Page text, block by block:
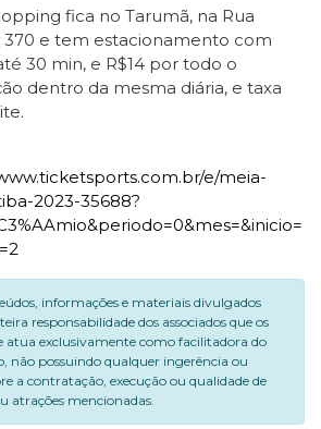
fica no Tarumã, na Rua
370 e tem estacionamento com
30 min, e R$14 por todo o
dentro da mesma diária, e taxa
e/meia-
2023-35688?
informações e materiais divulgados
responsabilidade dos associados que os
atua exclusivamente como facilitadora do
não possuindo qualquer ingerência ou
a contratação, execução ou qualidade de
atrações mencionadas.